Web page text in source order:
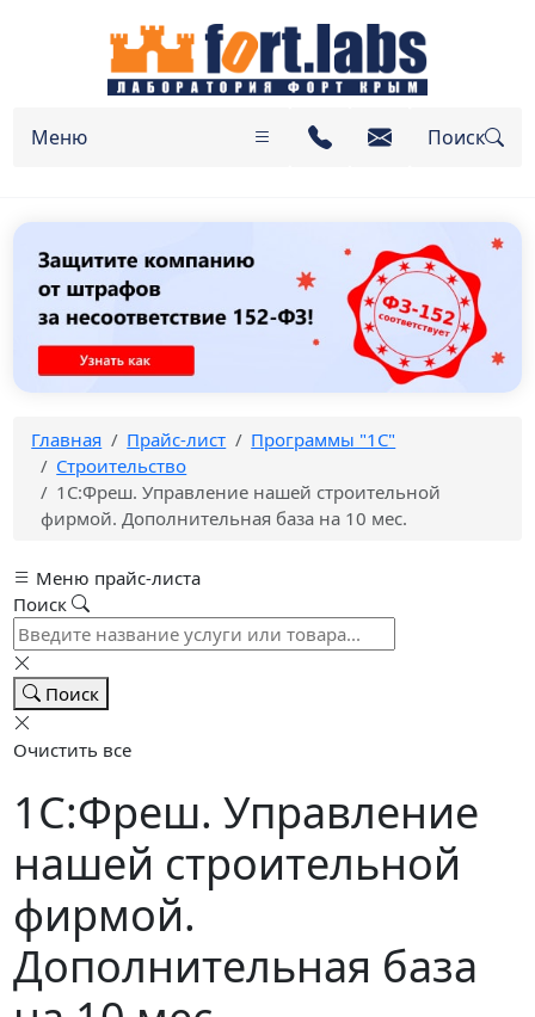
Меню Поиск
Главная Прайс-лист
Программы "1С"
Строительство
1С:Фреш. Управление нашей строительной
фирмой. Дополнительная база на 10 мес.
Меню прайс-листа
Поиск
Поиск
Очистить все
1С:Фреш. Управление
нашей строительной
фирмой.
Дополнительная база